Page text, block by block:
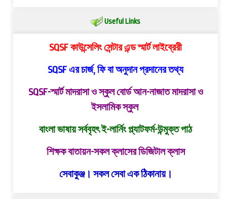
Useful Links
SQSF কাউন্সেলিং সেন্টার এন্ড স্মার্ট লাইব্রেরী
SQSF এর চার্জ, ফি বা অনুদান প্রদানের তথ্য
SQSF-স্মার্ট মাদরাসা ও স্কুল বোর্ড আন-নাজাত মাদরাসা ও
ইসলামিক স্কুল
বাংলা ভাষায় সর্ববৃহৎ ই-লার্নিং প্ল্যাটফর্ম-উন্মুক্ত পাঠ
শিক্ষক বাতায়ন-সকল ক্লাসের ডিজিটাল ক্লাস
সেবাকুঞ্জ। সকল সেবা এক ঠিকানায়।